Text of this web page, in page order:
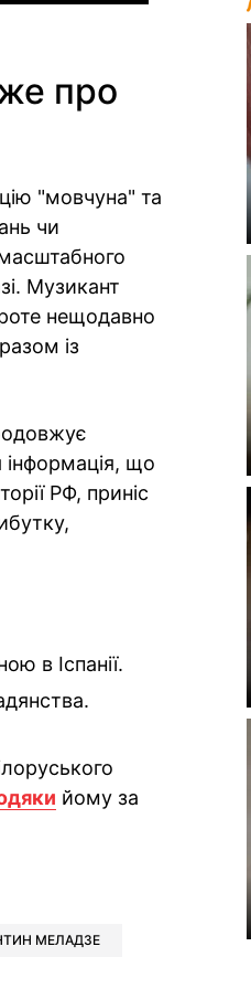
про
"мовчуна" та
чи
Музикант
нещодавно
із
інформація, що
РФ, приніс
в Іспанії.
йому за
МЕЛАДЗЕ